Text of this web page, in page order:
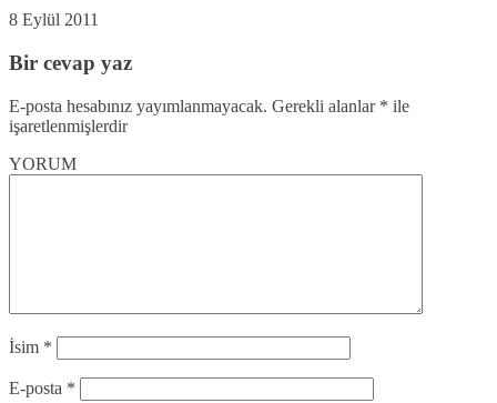
8 Eylül 2011
Bir cevap yaz
E-posta hesabınız yayımlanmayacak. Gerekli alanlar * ile
işaretlenmişlerdir
YORUM
İsim *
E-posta *